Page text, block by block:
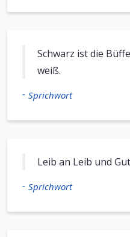
Schwarz ist die
weiß.
- Sprichwort
Leib an Leib und
- Sprichwort